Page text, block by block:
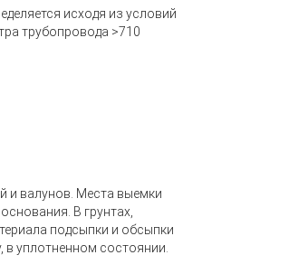
исходя из условий
трубопровода >710
и валунов. Места выемки
В грунтах,
подсыпки и обсыпки
в уплотненном состоянии